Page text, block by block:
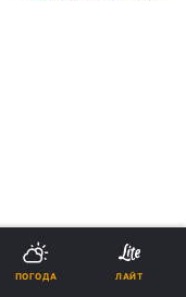
ПОГОДА ЛАЙТ